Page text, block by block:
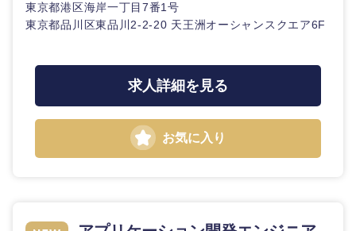
東京都港区海岸一丁目7番1号
東京都品川区東品川2-2-20 天王洲オーシャンスクエア6F
求人詳細を見る
お気に入り